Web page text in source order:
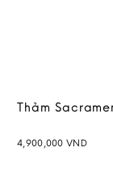
Thảm
4,900,000 VND